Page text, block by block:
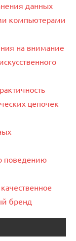
данных
компьютерами
на внимание
цепочек
поведению
бренд